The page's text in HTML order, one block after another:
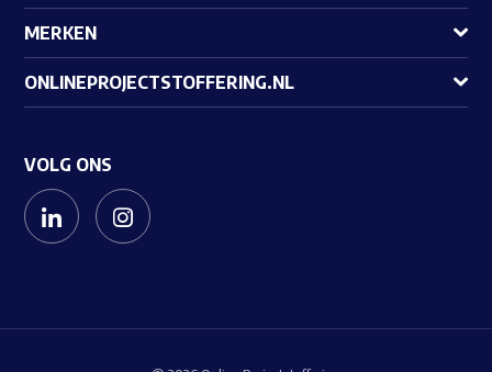
MERKEN
ONLINEPROJECTSTOFFERING.NL
VOLG ONS